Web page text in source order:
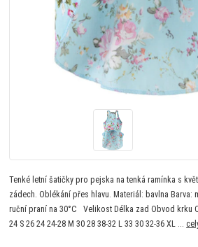
Tenké letní šatičky pro pejska na tenká ramínka s
zádech. Oblékání přes hlavu. Materiál: bavlna Barva:
ruční praní na 30°C Velikost Délka zad Obvod krku
24 S 26 24 24-28 M 30 28 38-32 L 33 30 32-36 XL ...